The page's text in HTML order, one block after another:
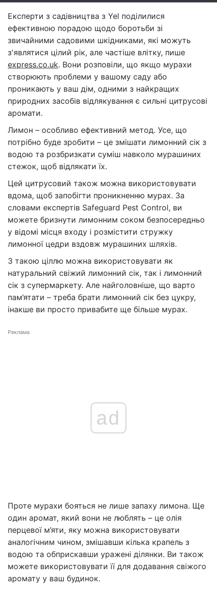
Експерти з садівництва з Yel поділилися
ефективною порадою щодо боротьби зі
звичайними садовими шкідниками, які можуть
з'являтися цілий рік, але частіше влітку, пише
express.co.uk. Вони розповіли, що якщо мурахи
створюють проблеми у вашому саду або
проникають у ваш дім, одними з найкращих
природних засобів відлякування є сильні цитрусові
аромати.
Лимон – особливо ефективний метод. Усе, що
потрібно буде зробити – це змішати лимонний сік з
водою та розбризкати суміш навколо мурашиних
стежок, щоб відлякати їх.
Цей цитрусовий також можна використовувати
вдома, щоб запобігти проникненню мурах. За
словами експертів Safeguard Pest Control, ви
можете бризнути лимонним соком безпосередньо
у відомі місця входу і розмістити стружку
лимонної цедри вздовж мурашиних шляхів.
З такою ціллю можна використовувати як
натуральний свіжий лимонний сік, так і лимонний
сік з супермаркету. Але найголовніше, що варто
пам’ятати – треба брати лимонний сік без цукру,
інакше ви просто привабите ще більше мурах.
Реклама
ad
Проте мурахи бояться не лише запаху лимона. Ще
один аромат, який вони не люблять – це олія
перцевої м’яти, яку можна використовувати
аналогічним чином, змішавши кілька крапель з
водою та обприскавши уражені ділянки. Ви також
можете використовувати її для додавання свіжого
аромату у ваш будинок.